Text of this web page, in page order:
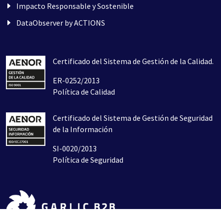
Impacto Responsable y Sostenible
DataObserver by ACTIONS
Certificado del Sistema de Gestión de la Calidad.
ER-0252/2013
Política de Calidad
Certificado del Sistema de Gestión de Seguridad
de la Información
SI-0020/2013
Política de Seguridad